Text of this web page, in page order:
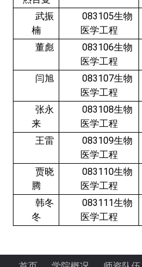
武振
楠
083105生物
医学工程
董彪
083106生物
医学工程
闫旭
083107生物
医学工程
张永
来
083108生物
医学工程
王雷
083109生物
医学工程
贾晓
腾
083110生物
医学工程
韩冬
冬
083111生物
医学工程